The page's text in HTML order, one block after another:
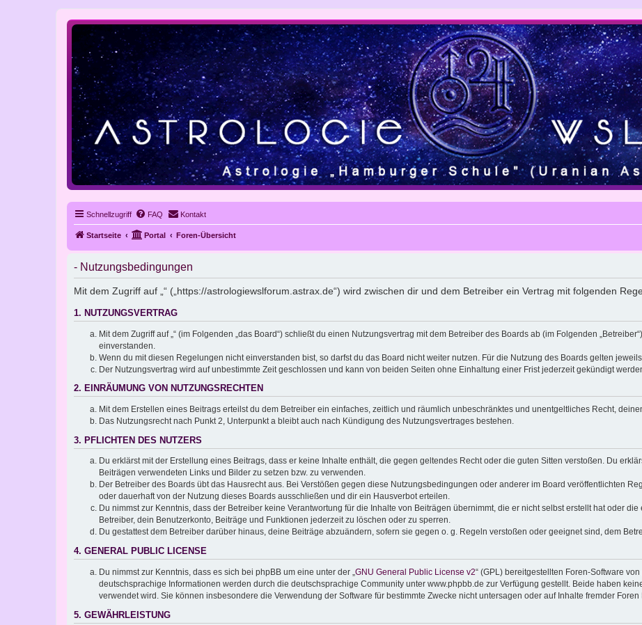
Schnellzugriff FAQ Kontakt
Startseite Portal Foren-Übersicht
- Nutzungsbedingungen
Mit dem Zugriff auf „“ („https://astrologiewslforum.astrax.de“) wird zwischen dir und dem Betreiber ein Vertrag mit folgenden
1. NUTZUNGSVERTRAG
Mit dem Zugriff auf „“ (im Folgenden „das Board“) schließt du einen Nutzungsvertrag mit dem Betreiber des Boards ab (im Folgenden
einverstanden.
Wenn du mit diesen Regelungen nicht einverstanden bist, so darfst du das Board nicht weiter nutzen. Für die Nutzung des Boards gelten
Der Nutzungsvertrag wird auf unbestimmte Zeit geschlossen und kann von beiden Seiten ohne Einhaltung einer Frist jederzeit gekündigt
2. EINRÄUMUNG VON NUTZUNGSRECHTEN
Mit dem Erstellen eines Beitrags erteilst du dem Betreiber ein einfaches, zeitlich und räumlich unbeschränktes und unentgeltliches Recht,
Das Nutzungsrecht nach Punkt 2, Unterpunkt a bleibt auch nach Kündigung des Nutzungsvertrages bestehen.
3. PFLICHTEN DES NUTZERS
Du erklärst mit der Erstellung eines Beitrags, dass er keine Inhalte enthält, die gegen geltendes Recht oder die guten Sitten verstoßen. Du
Beiträgen verwendeten Links und Bilder zu setzen bzw. zu verwenden.
Der Betreiber des Boards übt das Hausrecht aus. Bei Verstößen gegen diese Nutzungsbedingungen oder anderer im Board veröffentlichten
oder dauerhaft von der Nutzung dieses Boards ausschließen und dir ein Hausverbot erteilen.
Du nimmst zur Kenntnis, dass der Betreiber keine Verantwortung für die Inhalte von Beiträgen übernimmt, die er nicht selbst erstellt hat oder
Betreiber, dein Benutzerkonto, Beiträge und Funktionen jederzeit zu löschen oder zu sperren.
Du gestattest dem Betreiber darüber hinaus, deine Beiträge abzuändern, sofern sie gegen o. g. Regeln verstoßen oder geeignet sind, dem
4. GENERAL PUBLIC LICENSE
Du nimmst zur Kenntnis, dass es sich bei phpBB um eine unter der „GNU General Public License v2“ (GPL) bereitgestellten Foren-Software
deutschsprachige Informationen werden durch die deutschsprachige Community unter www.phpbb.de zur Verfügung gestellt. Beide haben
verwendet wird. Sie können insbesondere die Verwendung der Software für bestimmte Zwecke nicht untersagen oder auf Inhalte fremder
5. GEWÄHRLEISTUNG